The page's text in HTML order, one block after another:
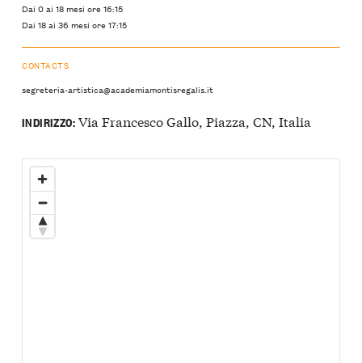
Dai 0 ai 18 mesi ore 16:15
Dai 18 ai 36 mesi ore 17:15
CONTACTS
segreteria-artistica@academiamontisregalis.it
INDIRIZZO:Via Francesco Gallo, Piazza, CN, Italia